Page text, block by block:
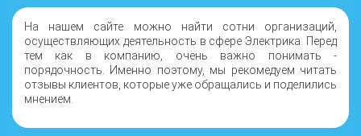
На нашем сайте можно найти сотни организаций,
осуществляющих деятельность в сфере Электрика. Перед
тем как в компанию, очень важно понимать -
порядочность. Именно поэтому, мы рекомедуем читать
отзывы клиентов, которые уже обращались и поделились
мнением.